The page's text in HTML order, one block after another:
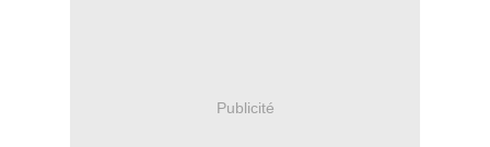
Publicité